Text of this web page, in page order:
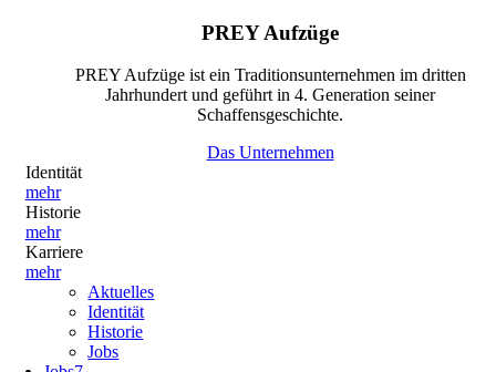
PREY Aufzüge
PREY Aufzüge ist ein Traditionsunternehmen im dritten
Jahrhundert und geführt in 4. Generation seiner
Schaffensgeschichte.
Das Unternehmen
Identität
mehr
Historie
mehr
Karriere
mehr
Aktuelles
Identität
Historie
Jobs